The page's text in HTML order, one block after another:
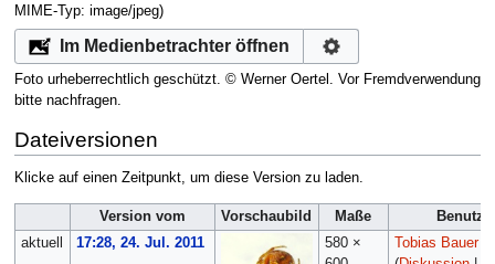
MIME-Typ: image/jpeg)
Im Medienbetrachter öffnen
Foto urheberrechtlich geschützt. © Werner Oertel. Vor Fremdverwendung
bitte nachfragen.
Dateiversionen
Klicke auf einen Zeitpunkt, um diese Version zu laden.
Version vom Vorschaubild Maße
aktuell
17:28, 24. Jul. 2011
580 ×
Tobias Bauer